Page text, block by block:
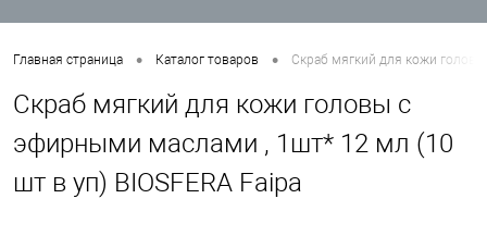
Главная страница • Каталог товаров • Скраб мягкий для кожи
Скраб мягкий для кожи головы с
эфирными маслами , 1шт* 12 мл (10
шт в уп) BIOSFERA Faipa